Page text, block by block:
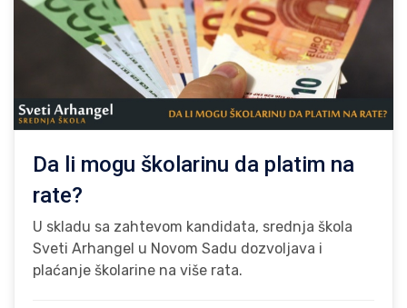
Da li mogu školarinu da platim na
rate?
U skladu sa zahtevom kandidata, srednja škola
Sveti Arhangel u Novom Sadu dozvoljava i
plaćanje školarine na više rata.